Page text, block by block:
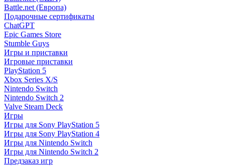
Battle.net (Европа)
Подарочные сертификаты
ChatGPT
Epic Games Store
Stumble Guys
Игры и приставки
Игровые приставки
PlayStation 5
Xbox Series X/S
Nintendo Switch
Nintendo Switch 2
Valve Steam Deck
Игры
Игры для Sony PlayStation 5
Игры для Sony PlayStation 4
Игры для Nintendo Switch
Игры для Nintendo Switch 2
Предзаказ игр